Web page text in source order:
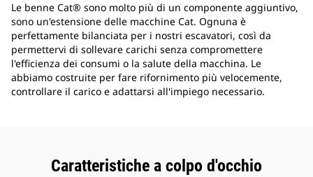
Le benne Cat® sono molto più di un componente aggiuntivo,
sono un'estensione delle macchine Cat. Ognuna è
perfettamente bilanciata per i nostri escavatori, così da
permettervi di sollevare carichi senza compromettere
l'efficienza dei consumi o la salute della macchina. Le
abbiamo costruite per fare rifornimento più velocemente,
controllare il carico e adattarsi all'impiego necessario.
Caratteristiche a colpo d'occhio